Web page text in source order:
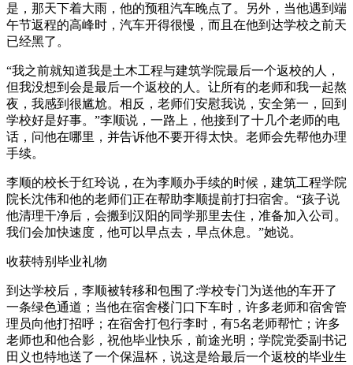
是，那天下着大雨，他的预租汽车晚点了。另外，当他遇到端
午节返程的高峰时，汽车开得很慢，而且在他到达学校之前天
已经黑了。
“我之前就知道我是土木工程与建筑学院最后一个返校的人，
但我没想到会是最后一个返校的人。让所有的老师和我一起熬
夜，我感到很尴尬。相反，老师们安慰我说，安全第一，回到
学校好是好事。”李顺说，一路上，他接到了十几个老师的电
话，问他在哪里，并告诉他不要开得太快。老师会先帮他办理
手续。
李顺的校长于红玲说，在为李顺办手续的时候，建筑工程学院
院长沈伟和他的老师们正在帮助李顺提前打扫宿舍。“孩子说
他清理干净后，会搬到汉阳的同学那里去住，准备加入公司。
我们会加快速度，他可以早点去，早点休息。”她说。
收获特别毕业礼物
到达学校后，李顺被转移和包围了:学校专门为送他的车开了
一条绿色通道；当他在宿舍楼门口下车时，许多老师和宿舍管
理员向他打招呼；在宿舍打包行李时，有5名老师帮忙；许多
老师也和他合影，祝他毕业快乐，前途光明；学院党委副书记
田义也特地送了一个保温杯，说这是给最后一个返校的毕业生